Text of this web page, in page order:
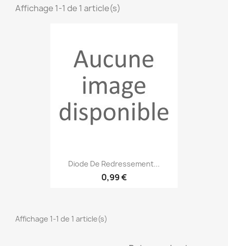
Affichage 1-1 de 1 article(s)
Diode De Redressement...
0,99 €
Affichage 1-1 de 1 article(s)